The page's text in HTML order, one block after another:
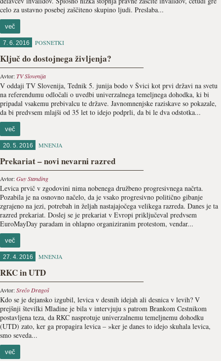
celo za ustavno posebej zaščiteno skupino ljudi. Preslaba...
več
7. 6. 2016 POSNETKI
Ključ do dostojnega življenja?
Avtor:TV Slovenija
V oddaji TV Slovenija, Tednik 5. junija bodo v Švici kot prvi državi na svetu
na referendumu odločali o uvedbi univerzalnega temeljnega dohodka, ki bi
pripadal vsakemu prebivalcu te države. Javnomnenjske raziskave so pokazale,
da bi predvsem mlajši od 35 let to idejo podprli, da bi le dva odstotka...
več
20. 5. 2016 MNENJA
Prekariat – novi nevarni razred
Avtor:Guy Standing
Levica prvič v zgodovini nima nobenega družbeno progresivnega načrta.
Pozabila je na osnovno načelo, da je vsako progresivno politično gibanje
zgrajeno na jezi, potrebah in željah nastajajočega velikega razreda. Danes je ta
razred prekariat. Doslej se je prekariat v Evropi priključeval predvsem
EuroMayDay paradam in ohlapno organiziranim protestom, vendar...
več
27. 4. 2016 MNENJA
RKC in UTD
Avtor:Srečo Dragoš
Kdo se je dejansko izgubil, levica v desnih idejah ali desnica v levih? V
prejšnji številki Mladine je bila v intervjuju s patrom Brankom Cestnikom
postavljena teza, da RKC nasprotuje univerzalnemu temeljnemu dohodku
(UTD) zato, ker ga propagira levica – »ker je danes to idejo skuhala levica,
smo seveda...
več